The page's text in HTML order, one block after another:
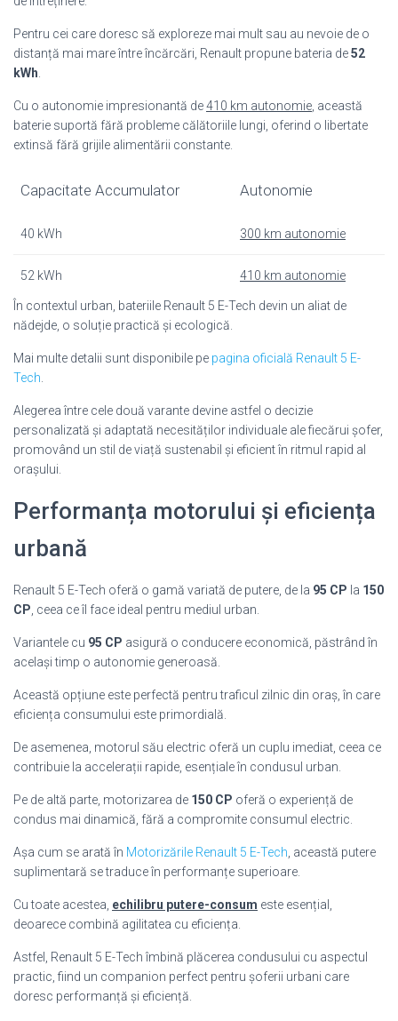
Pentru cei care doresc să exploreze mai mult sau au nevoie de o
distanță mai mare între încărcări, Renault propune bateria de52
kWh
Cu o autonomie impresionantă de410 km autonomie , această
baterie suportă fără probleme călătoriile lungi, oferind o libertate
extinsă fără grijile alimentării constante.
Capacitate Accumulator Autonomie
40 kWh 300 km autonomie
52 kWh 410 km autonomie
În contextul urban, bateriile Renault 5 E-Tech devin un aliat de
nădejde, o soluție practică și ecologică.
Mai multe detalii sunt disponibile pe pagina oficială Renault 5 E-
Tech
Alegerea între cele două varante devine astfel o decizie
personalizată și adaptată necesităților individuale ale fiecărui șofer,
promovând un stil de viață sustenabil și eficient în ritmul rapid al
orașului.
Performanța motorului și eficiența
urbană
Renault 5 E-Tech oferă o gamă variată de putere, de la 95 CP la 150
CP , ceea ce îl face ideal pentru mediul urban.
Variantele cu 95 CP asigură o conducere economică, păstrând în
același timp o autonomie generoasă.
Această opțiune este perfectă pentru traficul zilnic din oraș, în care
eficiența consumului este primordială.
De asemenea, motorul său electric oferă un cuplu imediat, ceea ce
contribuie la accelerații rapide, esențiale în condusul urban.
Pe de altă parte, motorizarea de 150 CP oferă o experiență de
condus mai dinamică, fără a compromite consumul electric.
Așa cum se arată în Motorizările Renault 5 E-Tech , această putere
suplimentară se traduce în performanțe superioare.
Cu toate acestea, echilibru putere-consum este esențial,
deoarece combină agilitatea cu eficiența.
Astfel, Renault 5 E-Tech îmbină plăcerea condusului cu aspectul
practic, fiind un companion perfect pentru șoferii urbani care
doresc performanță și eficiență.